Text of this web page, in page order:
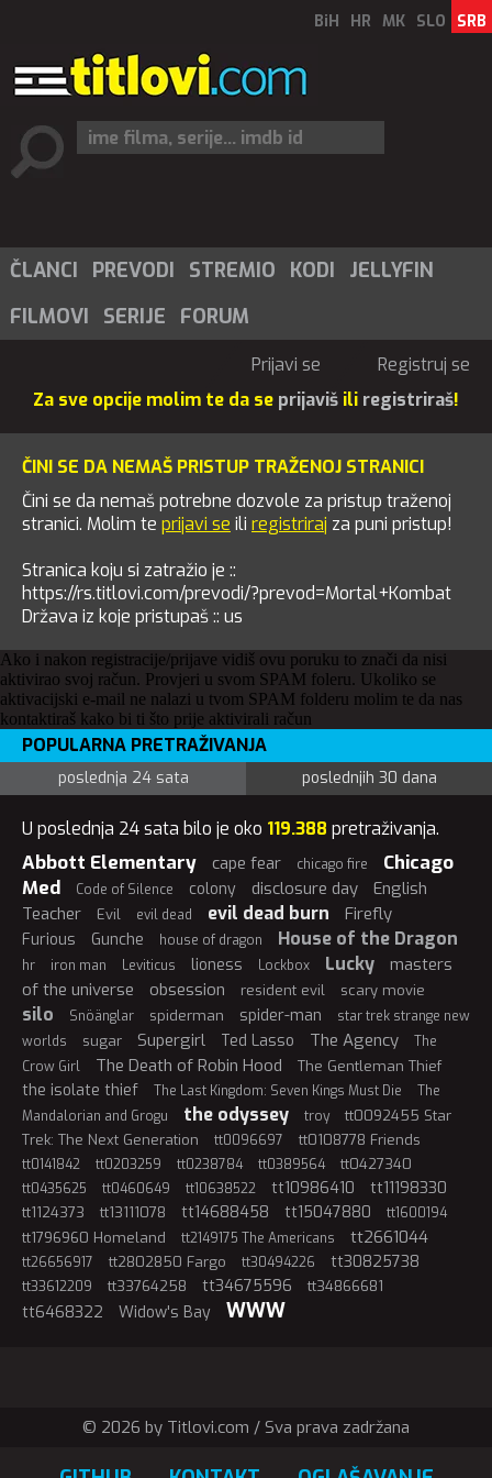
BiH HR MK SLO SRB
ČLANCI PREVODI STREMIO KODI
JELLYFIN
FILMOVI
SERIJE FORUM
Prijavi se
Registruj se
Za sve opcije molim te da se prijaviš ili registriraš!
ČINI SE DA NEMAŠ PRISTUP TRAŽENOJ STRANICI
Čini se da nemaš potrebne dozvole za pristup traženoj
stranici. Molim te prijavi se ili registriraj za puni pristup!
Stranica koju si zatražio je ::
https://rs.titlovi.com/prevodi/?prevod=Mortal+Kombat
Država iz koje pristupaš :: us
Ako i nakon registracije/prijave vidiš ovu poruku to znači da nisi
aktivirao svoj račun. Provjeri u svom SPAM foleru. Ukoliko se
aktivacijski e-mail ne nalazi u tvom SPAM folderu molim te da nas
kontaktiraš kako bi ti što prije aktivirali račun
POPULARNA PRETRAŽIVANJA
poslednja 24 sata poslednjih 30 dana
U poslednja 24 sata bilo je oko 119.388 pretraživanja.
Abbott Elementary cape fear chicago fire
Chicago
Med
Code of Silence colony disclosure day
English
Teacher
Evil evil dead evil dead burn Firefly
Furious Gunche house of dragon House of the Dragon
hr iron man Leviticus lioness Lockbox Lucky
masters
of the universe
obsession resident evil scary movie
silo Snöänglar spiderman spider-man
star trek strange new
worlds
sugar Supergirl Ted Lasso The Agency
The
Crow Girl
The Death of Robin Hood The Gentleman Thief
the isolate thief The Last Kingdom: Seven Kings Must Die
The
Mandalorian and Grogu
the odyssey troy
tt0092455 Star
Trek: The Next Generation
tt0096697 tt0108778 Friends
tt0141842 tt0203259 tt0238784 tt0389564 tt0427340
tt0435625 tt0460649 tt10638522 tt10986410 tt11198330
tt1124373 tt13111078 tt14688458 tt15047880 tt1600194
tt1796960 Homeland tt2149175 The Americans tt2661044
tt26656917 tt2802850 Fargo tt30494226 tt30825738
tt33612209 tt33764258 tt34675596 tt34866681
tt6468322 Widow's Bay WWW
© 2026 by Titlovi.com / Sva prava zadržana